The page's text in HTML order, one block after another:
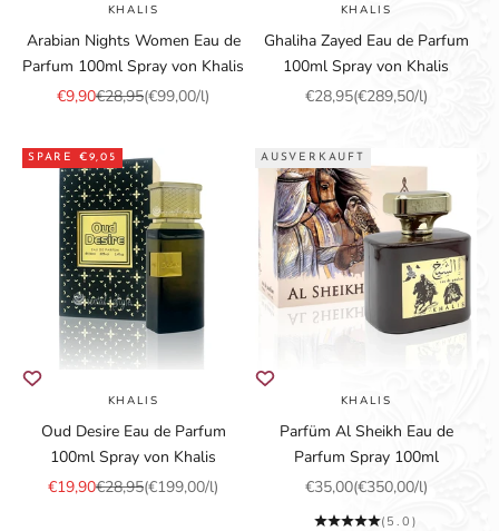
KHALIS
Arabian Nights Women Eau de
Parfum 100ml Spray von Khalis
Angebot
€9,90Regulärer Preis
€28,95(€99,00/l)
KHALIS
Ghaliha Zayed Eau de Parfum
100ml Spray von Khalis
Angebot
€28,95(€289,50/l)
SPARE €9,05
KHALIS
Oud Desire Eau de Parfum
100ml Spray von Khalis
Angebot
€19,90Regulärer Preis
€28,95(€199,00/l)
AUSVERKAUFT
KHALIS
Parfüm Al Sheikh Eau de
Parfum Spray 100ml
Angebot
€35,00(€350,00/l)
(5.0)